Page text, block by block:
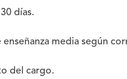
días.
media según
del cargo.